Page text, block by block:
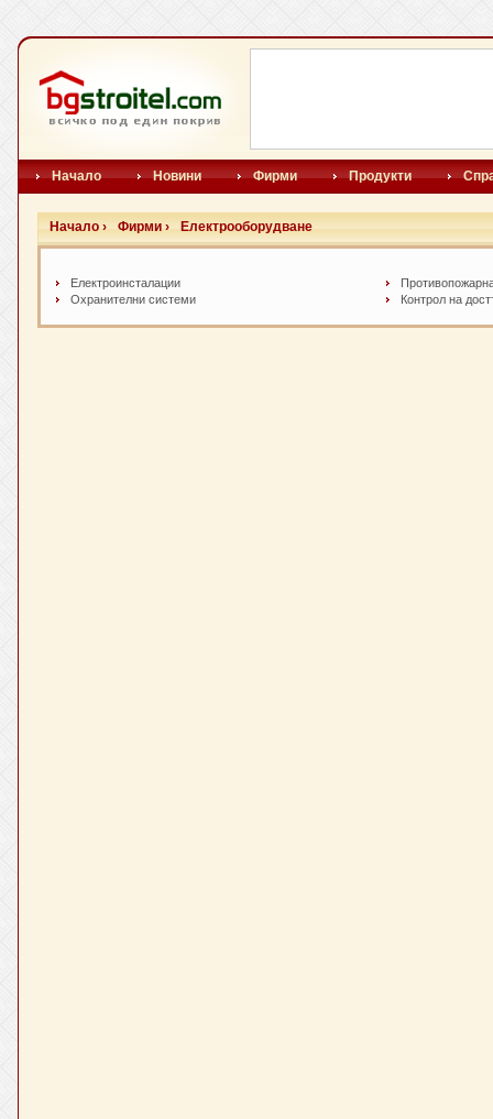
Начало Новини Фирми Продукти
Начало › Фирми › Електрооборудване
Електроинсталации
Охранителни системи
Контрол на